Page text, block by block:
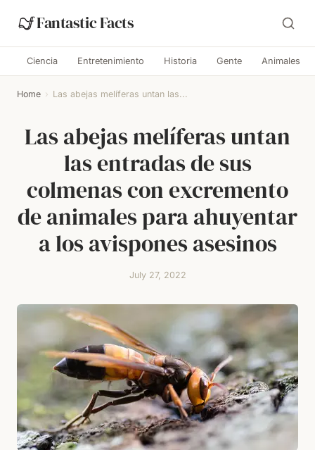
Fantastic Facts
Ciencia Entretenimiento Historia Gente Animales
Home › Las abejas melíferas untan las...
Las abejas melíferas untan
las entradas de sus
colmenas con excremento
de animales para ahuyentar
a los avispones asesinos
July 27, 2022